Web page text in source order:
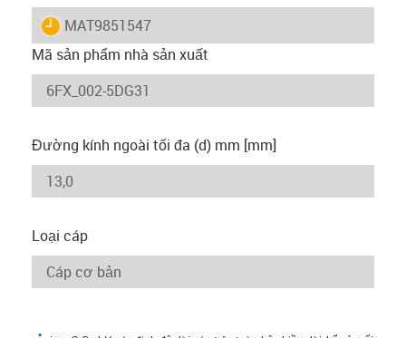
igus-icon-lieferzeit
MAT9851547
Mã sản phẩm nhà sản xuất
Đường kính ngoài tối đa (d) mm [mm]
Loại cáp